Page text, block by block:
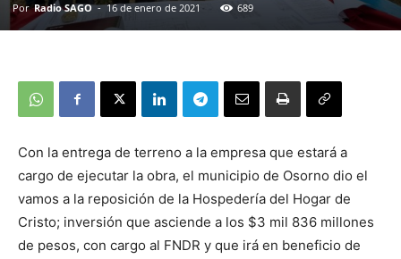
Por Radio SAGO - 16 de enero de 2021 689
Con la entrega de terreno a la empresa que estará a
cargo de ejecutar la obra, el municipio de Osorno dio el
vamos a la reposición de la Hospedería del Hogar de
Cristo; inversión que asciende a los $3 mil 836 millones
de pesos, con cargo al FNDR y que irá en beneficio de